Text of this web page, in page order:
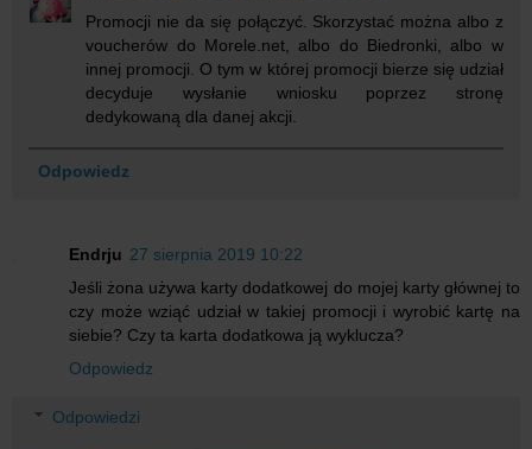
Promocji nie da się połączyć. Skorzystać można albo z
voucherów do Morele.net, albo do Biedronki, albo w
innej promocji. O tym w której promocji bierze się udział
decyduje wysłanie wniosku poprzez stronę
dedykowaną dla danej akcji.
Odpowiedz
Endrju 27 sierpnia 2019 10:22
Jeśli żona używa karty dodatkowej do mojej karty głównej to
czy może wziąć udział w takiej promocji i wyrobić kartę na
siebie? Czy ta karta dodatkowa ją wyklucza?
Odpowiedz
Odpowiedzi